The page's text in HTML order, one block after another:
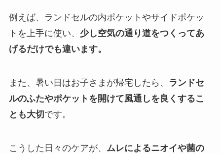
例えば、ランドセルの内ポケットやサイドポケッ
トを上手に使い、 少し空気の通り道をつくってあ
げるだけでも違います。
また、暑い日はお子さまが帰宅したら、
ランドセ
ルのふたやポケットを開けて風通しを良くするこ
とも大切 です。
こうした日々のケアが、 ムレによるニオイや菌の